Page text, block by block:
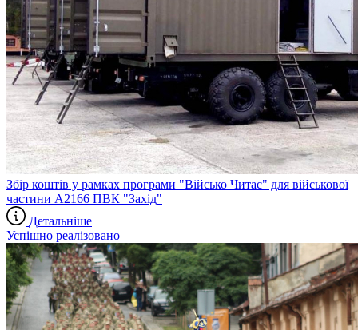
Збір коштів у рамках програми "Військо Читає" для військової
частини А2166 ПВК "Захід"
Детальніше
Успішно реалізовано